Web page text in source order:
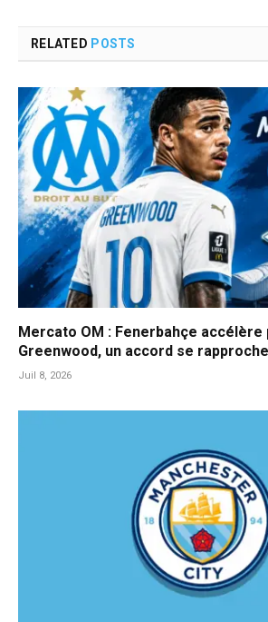
RELATED POSTS
Mercato OM : Fenerbahçe accélère
Greenwood, un accord se rapproche
Juil 8, 2026